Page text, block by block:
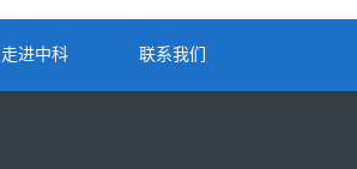
走进中科 联系我们